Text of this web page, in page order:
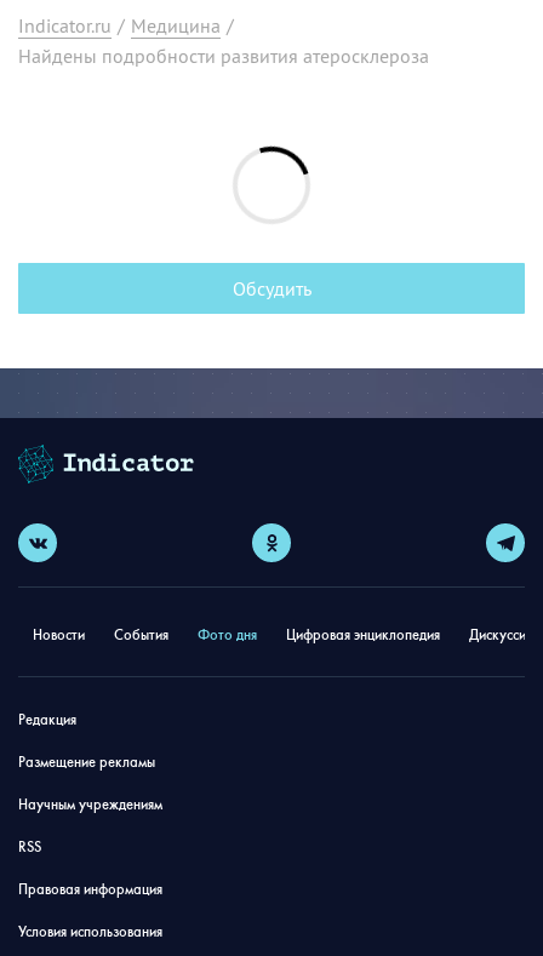
Indicator.ru / Медицина /
Найдены подробности развития атеросклероза
Обсудить
Новости События Фото дня Цифровая энциклопедия
Редакция
Размещение рекламы
Научным учреждениям
RSS
Правовая информация
Условия использования